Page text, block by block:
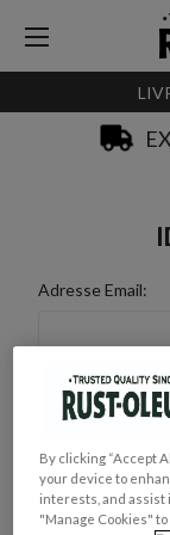
Adresse Email:
Mot de Passe :
By clicking “Accept
your device to
interests, and assist
"Manage Cookies"